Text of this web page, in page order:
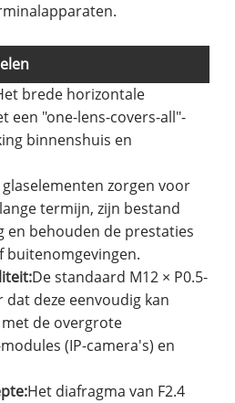
brede horizontale
een "one-lens-covers-all"-
binnenshuis en
zorgen voor
termijn, zijn bestand
en behouden de prestaties
buitenomgevingen.
De standaard M12 × P0.5-
deze eenvoudig kan
de overgrote
(IP-camera's) en
Het diafragma van F2.4